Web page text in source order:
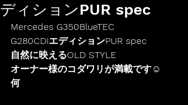
ディションPUR spec
Mercedes G350BlueTEC
G280CDIエディションPUR spec
自然に映えるOLD STYLE
オーナー様のコダワリが満載です☺︎
何